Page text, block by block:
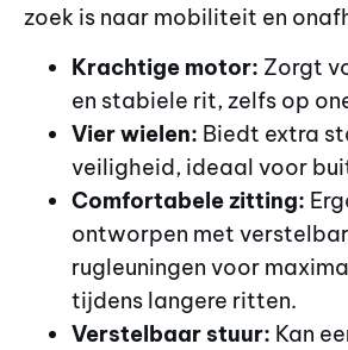
zoek is naar mobiliteit en
Krachtige motor: Zorgt
en stabiele rit, zelfs op
Vier wielen: Biedt extra
veiligheid, ideaal voor
Comfortabele zitting:
ontworpen met
rugleuningen voor
tijdens langere ritten.
Verstelbaar stuur: Kan